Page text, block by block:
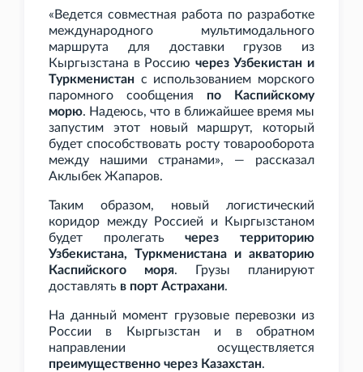
«Ведется совместная работа по разработке
международного мультимодального
маршрута для доставки грузов из
Кыргызстана в Россию через Узбекистан и
Туркменистан с использованием морского
паромного сообщения по Каспийскому
морю. Надеюсь, что в ближайшее время мы
запустим этот новый маршрут, который
будет способствовать росту товарооборота
между нашими странами», — рассказал
Аклыбек Жапаров.
Таким образом, новый логистический
коридор между Россией и Кыргызстаном
будет пролегатьчерез территорию
Узбекистана, Туркменистана и акваторию
Каспийского моря. Грузы планируют
доставлять в порт Астрахани.
На данный момент грузовые перевозки из
России в Кыргызстан и в обратном
направлении осуществляется
преимущественно через Казахстан.